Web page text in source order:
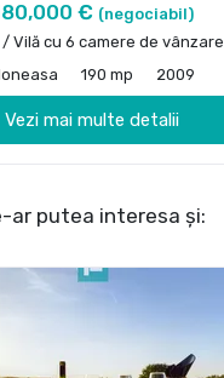
€ (negociabil)
/ Vilă cu 6 camere de vânzare
190 mp 2009
Vezi mai multe detalii
ar putea interesa și: